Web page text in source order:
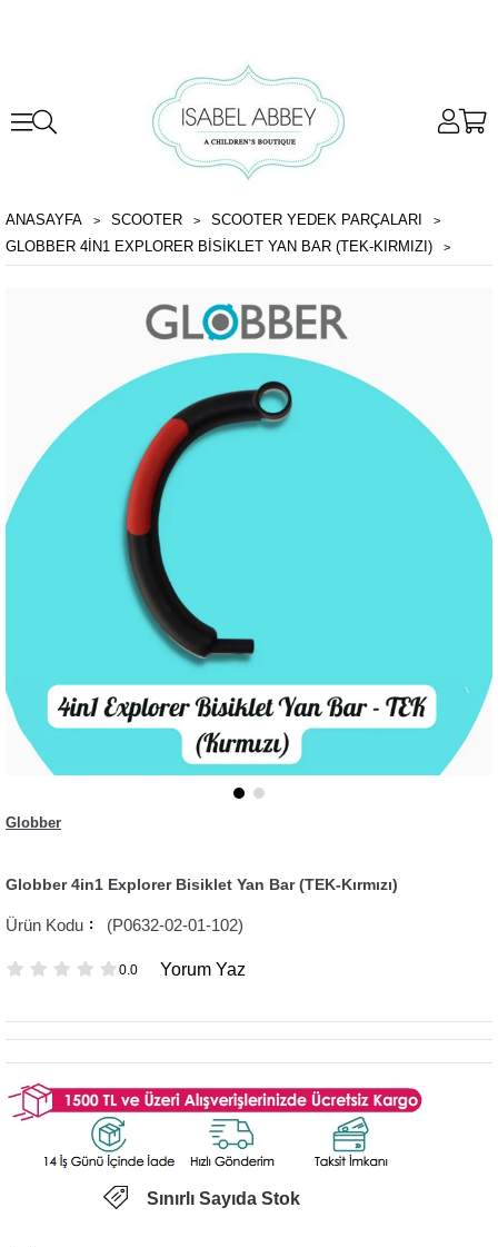
ANASAYFA SCOOTER
SCOOTER YEDEK PARÇALARI
GLOBBER 4IN1 EXPLORER BISIKLET YAN BAR (TEK-KIRMIZI)
Globber
Globber 4in1 Explorer Bisiklet Yan Bar (TEK-Kırmızı)
(P0632-02-01-102)
0.0 Yorum Yaz
Sınırlı Sayıda Stok